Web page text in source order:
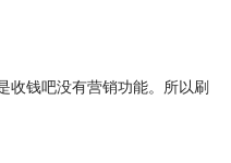
收钱吧没有营销功能。所以刷